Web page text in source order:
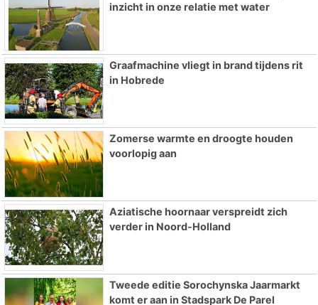
inzicht in onze relatie met water
Graafmachine vliegt in brand tijdens rit
in Hobrede
Zomerse warmte en droogte houden
voorlopig aan
Aziatische hoornaar verspreidt zich
verder in Noord-Holland
Tweede editie Sorochynska Jaarmarkt
komt er aan in Stadspark De Parel